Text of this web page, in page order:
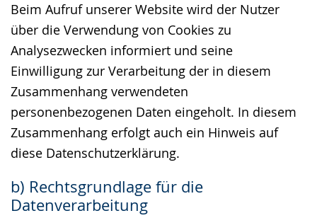
Beim Aufruf unserer Website wird der Nutzer
über die Verwendung von Cookies zu
Analysezwecken informiert und seine
Einwilligung zur Verarbeitung der in diesem
Zusammenhang verwendeten
personenbezogenen Daten eingeholt. In diesem
Zusammenhang erfolgt auch ein Hinweis auf
diese Datenschutzerklärung.
b) Rechtsgrundlage für die
Datenverarbeitung